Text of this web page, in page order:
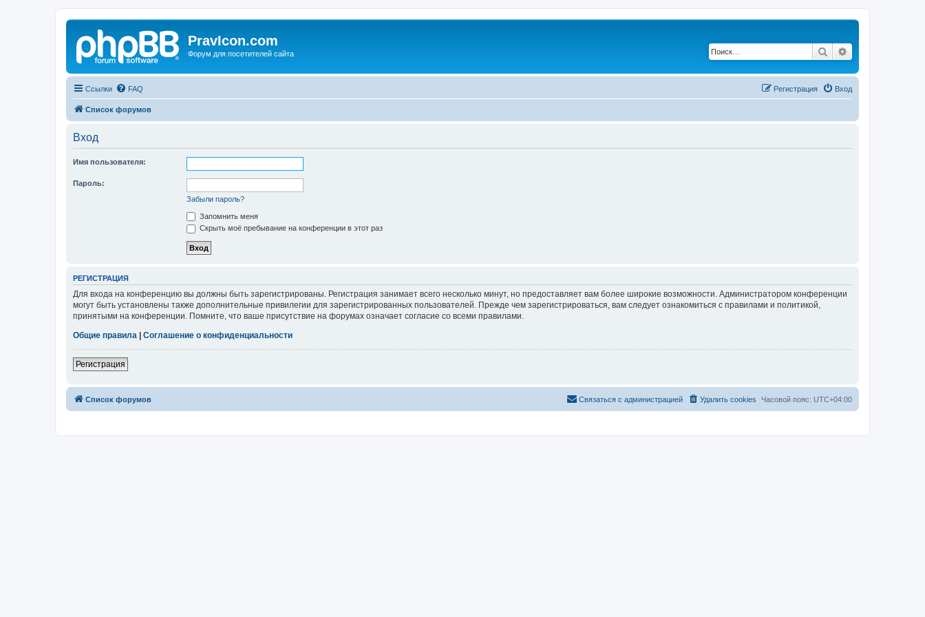
PravIcon.com
Форум для посетителей сайта Поиск
Ссылки FAQ Вход
Регистрация
Список форумов
Вход
Имя пользователя:
Пароль:
Забыли пароль?
Запомнить меня
Скрыть моё пребывание на конференции в этот раз
РЕГИСТРАЦИЯ
Для входа на конференцию вы должны быть зарегистрированы. Регистрация занимает всего несколько минут, но предоставляет вам более широкие возможности. Администратором конференции
могут быть установлены также дополнительные привилегии для зарегистрированных пользователей. Прежде чем зарегистрироваться, вам следует ознакомиться с правилами и политикой,
принятыми на конференции. Помните, что ваше присутствие на форумах означает согласие со всеми правилами.
Общие правила
Соглашение о конфиденциальности
Регистрация
Список форумов Часовой пояс: UTC+04:00
Удалить cookies
Связаться с администрацией